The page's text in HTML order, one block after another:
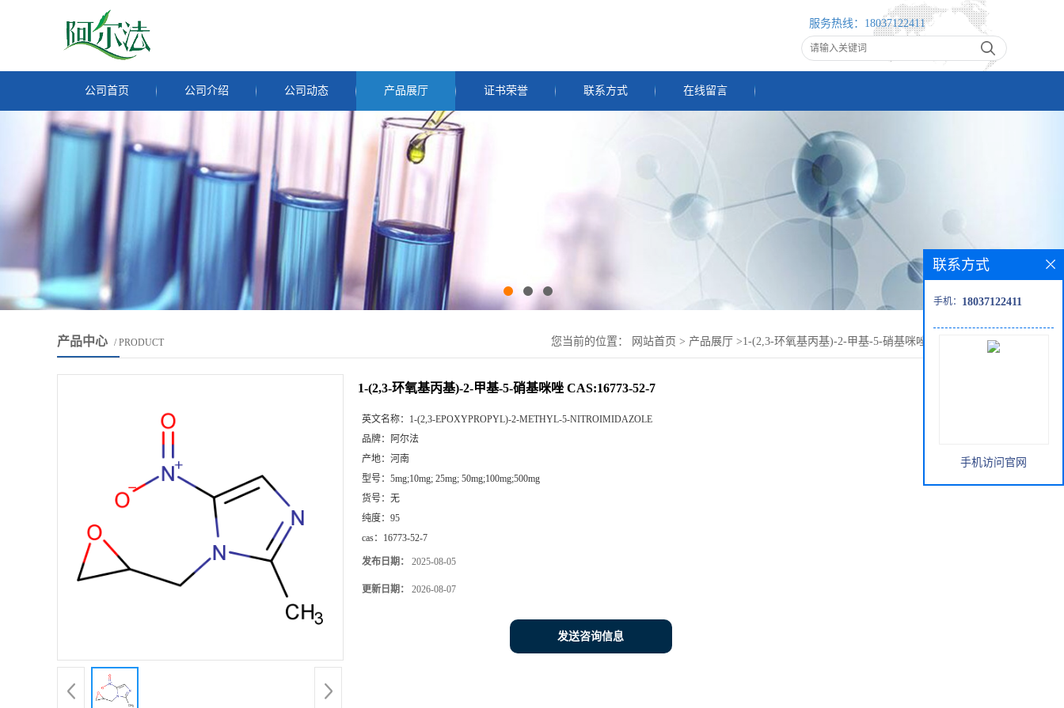
服务热线： 18037122411
公司首页 公司介绍 公司动态 产品展厅 证书荣誉 联系方式 在线留言
产品中心 / PRODUCT 您当前的位置： 网站首页 > 产品展厅 >1-(2,3-环氧基丙基)-2-甲基-5-硝基咪唑 CAS:16773-52-7
1-(2,3-环氧基丙基)-2-甲基-5-硝基咪唑 CAS:16773-52-7
英文名称： 1-(2,3-EPOXYPROPYL)-2-METHYL-5-NITROIMIDAZOLE
品牌：
阿尔法
产地： 河南
型号： 5mg;10mg; 25mg; 50mg;100mg;500mg
货号： 无
纯度： 95
cas： 16773-52-7
发布日期： 2025-08-05
更新日期： 2026-08-07
发送咨询信息
联系方式
手机： 18037122411
手机访问官网